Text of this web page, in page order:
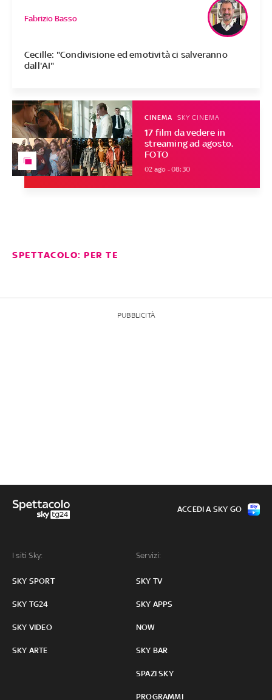
Cecille: "Condivisione ed emotività ci salveranno
dall'AI"
Fabrizio Basso
17 film da vedere in
streaming ad agosto.
FOTO
CINEMA SKY CINEMA
02 ago - 08:30
SPETTACOLO: PER TE
PUBBLICITÀ
I siti Sky:
SKY SPORT
SKY TG24
SKY VIDEO
SKY ARTE
Servizi:
SKY TV
SKY APPS
NOW
SKY BAR
SPAZI SKY
PROGRAMMI
ACCEDI A SKY GO